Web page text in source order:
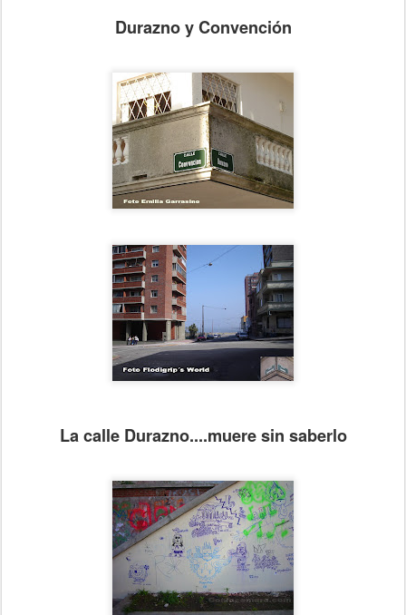
Durazno y Convención
La calle Durazno....muere sin saberlo